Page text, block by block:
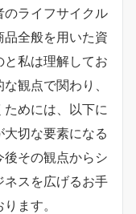
ライフサイクル
全般を用いた資
私は理解してお
観点で関わり、
めには、以下に
切な要素になる
その観点からシ
ネスを広げるお手
ます。